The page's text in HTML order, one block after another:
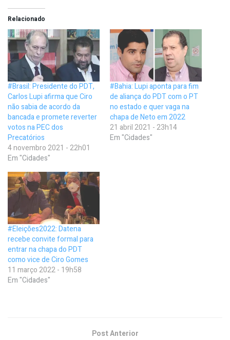
Relacionado
#Brasil: Presidente do PDT,
Carlos Lupi afirma que Ciro
não sabia de acordo da
bancada e promete reverter
votos na PEC dos
Precatórios
4 novembro 2021 - 22h01
Em "Cidades"
#Bahia: Lupi aponta para fim
de aliança do PDT com o PT
no estado e quer vaga na
chapa de Neto em 2022
21 abril 2021 - 23h14
Em "Cidades"
#Eleições2022: Datena
recebe convite formal para
entrar na chapa do PDT
como vice de Ciro Gomes
11 março 2022 - 19h58
Em "Cidades"
Post Anterior